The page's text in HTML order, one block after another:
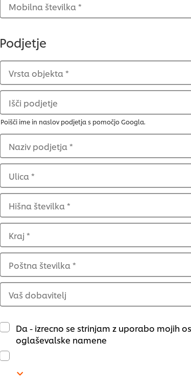
Mobilna številka *
Podjetje
Vrsta objekta *
Išči podjetje
Poišči ime in naslov podjetja s pomočjo Googla.
Naziv podjetja *
Ulica *
Hišna številka *
Kraj *
Poštna številka *
Vaš dobavitelj
Da - izrecno se strinjam z uporabo mojih
oglaševalske namene